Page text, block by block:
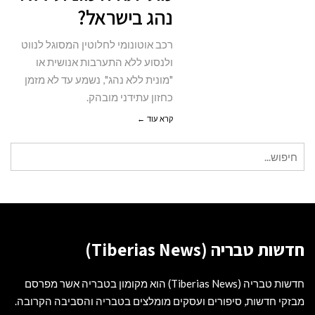
נהג בישראל?
רכב אוטונומי לחלוטין המסוגל לנווט
ולנסוע ללא התערבות אנושית או
"מונית ללא נהג", נשמע עד לא מזמן
כחזון עתידני מובהק.
קרא עוד ←
עבור:
חדשות טבריה (Tiberias News)
חדשות טבריה (Tiberias News) הוא מקומון בטבריה אשר מפרסם
מבזקי חדשות, סיפורים ועסקים מומלצים בטבריה והסביבה הקרובה.